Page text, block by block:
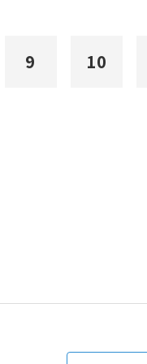
9 10